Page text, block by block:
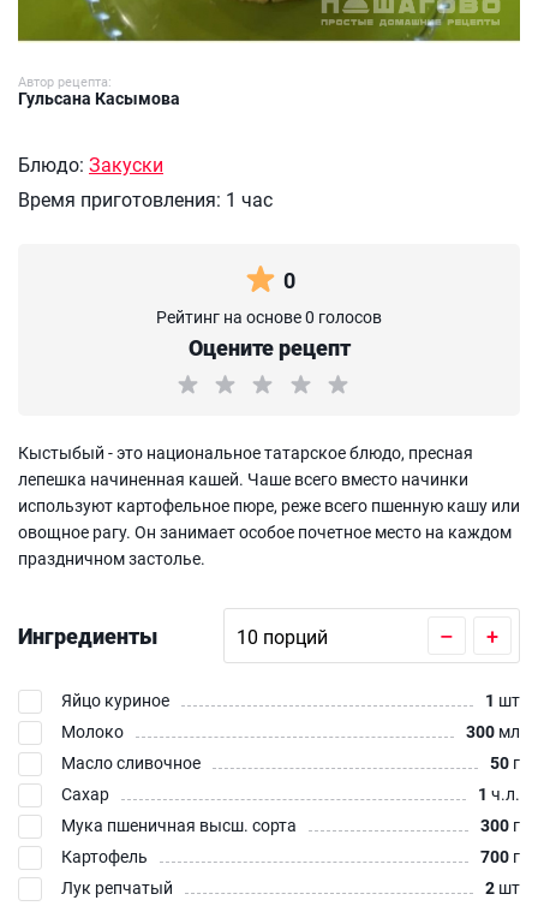
Автор рецепта:
Гульсана Касымова
Блюдо: Закуски
Время приготовления: 1 час
0
Рейтинг на основе 0 голосов
Оцените рецепт
Кыстыбый - это национальное татарское блюдо, пресная
лепешка начиненная кашей. Чаше всего вместо начинки
используют картофельное пюре, реже всего пшенную кашу или
овощное рагу. Он занимает особое почетное место на каждом
праздничном застолье.
Ингредиенты – +
Яйцо куриное 1 шт
Молоко
300 мл
Масло сливочное
50 г
Сахар
1 ч.л.
Мука пшеничная высш. сорта
300 г
Картофель
700 г
Лук репчатый
2 шт